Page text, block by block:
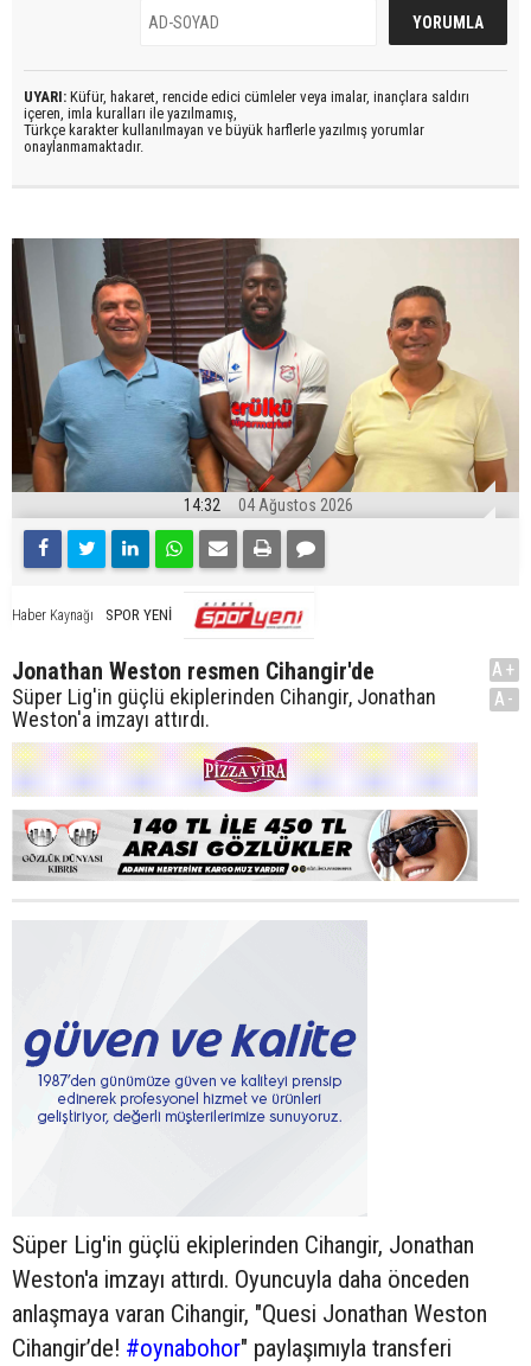
UYARI: Küfür, hakaret, rencide edici cümleler veya imalar, inançlara saldırı
içeren, imla kuralları ile yazılmamış,
Türkçe karakter kullanılmayan ve büyük harflerle yazılmış yorumlar
onaylanmamaktadır.
14:32 04 Ağustos 2026
Haber Kaynağı SPOR YENİ
Jonathan Weston resmen Cihangir'de
Süper Lig'in güçlü ekiplerinden Cihangir, Jonathan
Weston'a imzayı attırdı.
A+
A-
Süper Lig'in güçlü ekiplerinden Cihangir, Jonathan
Weston'a imzayı attırdı. Oyuncuyla daha önceden
anlaşmaya varan Cihangir, "Quesi Jonathan Weston
Cihangir’de! #oynabohor" paylaşımıyla transferi